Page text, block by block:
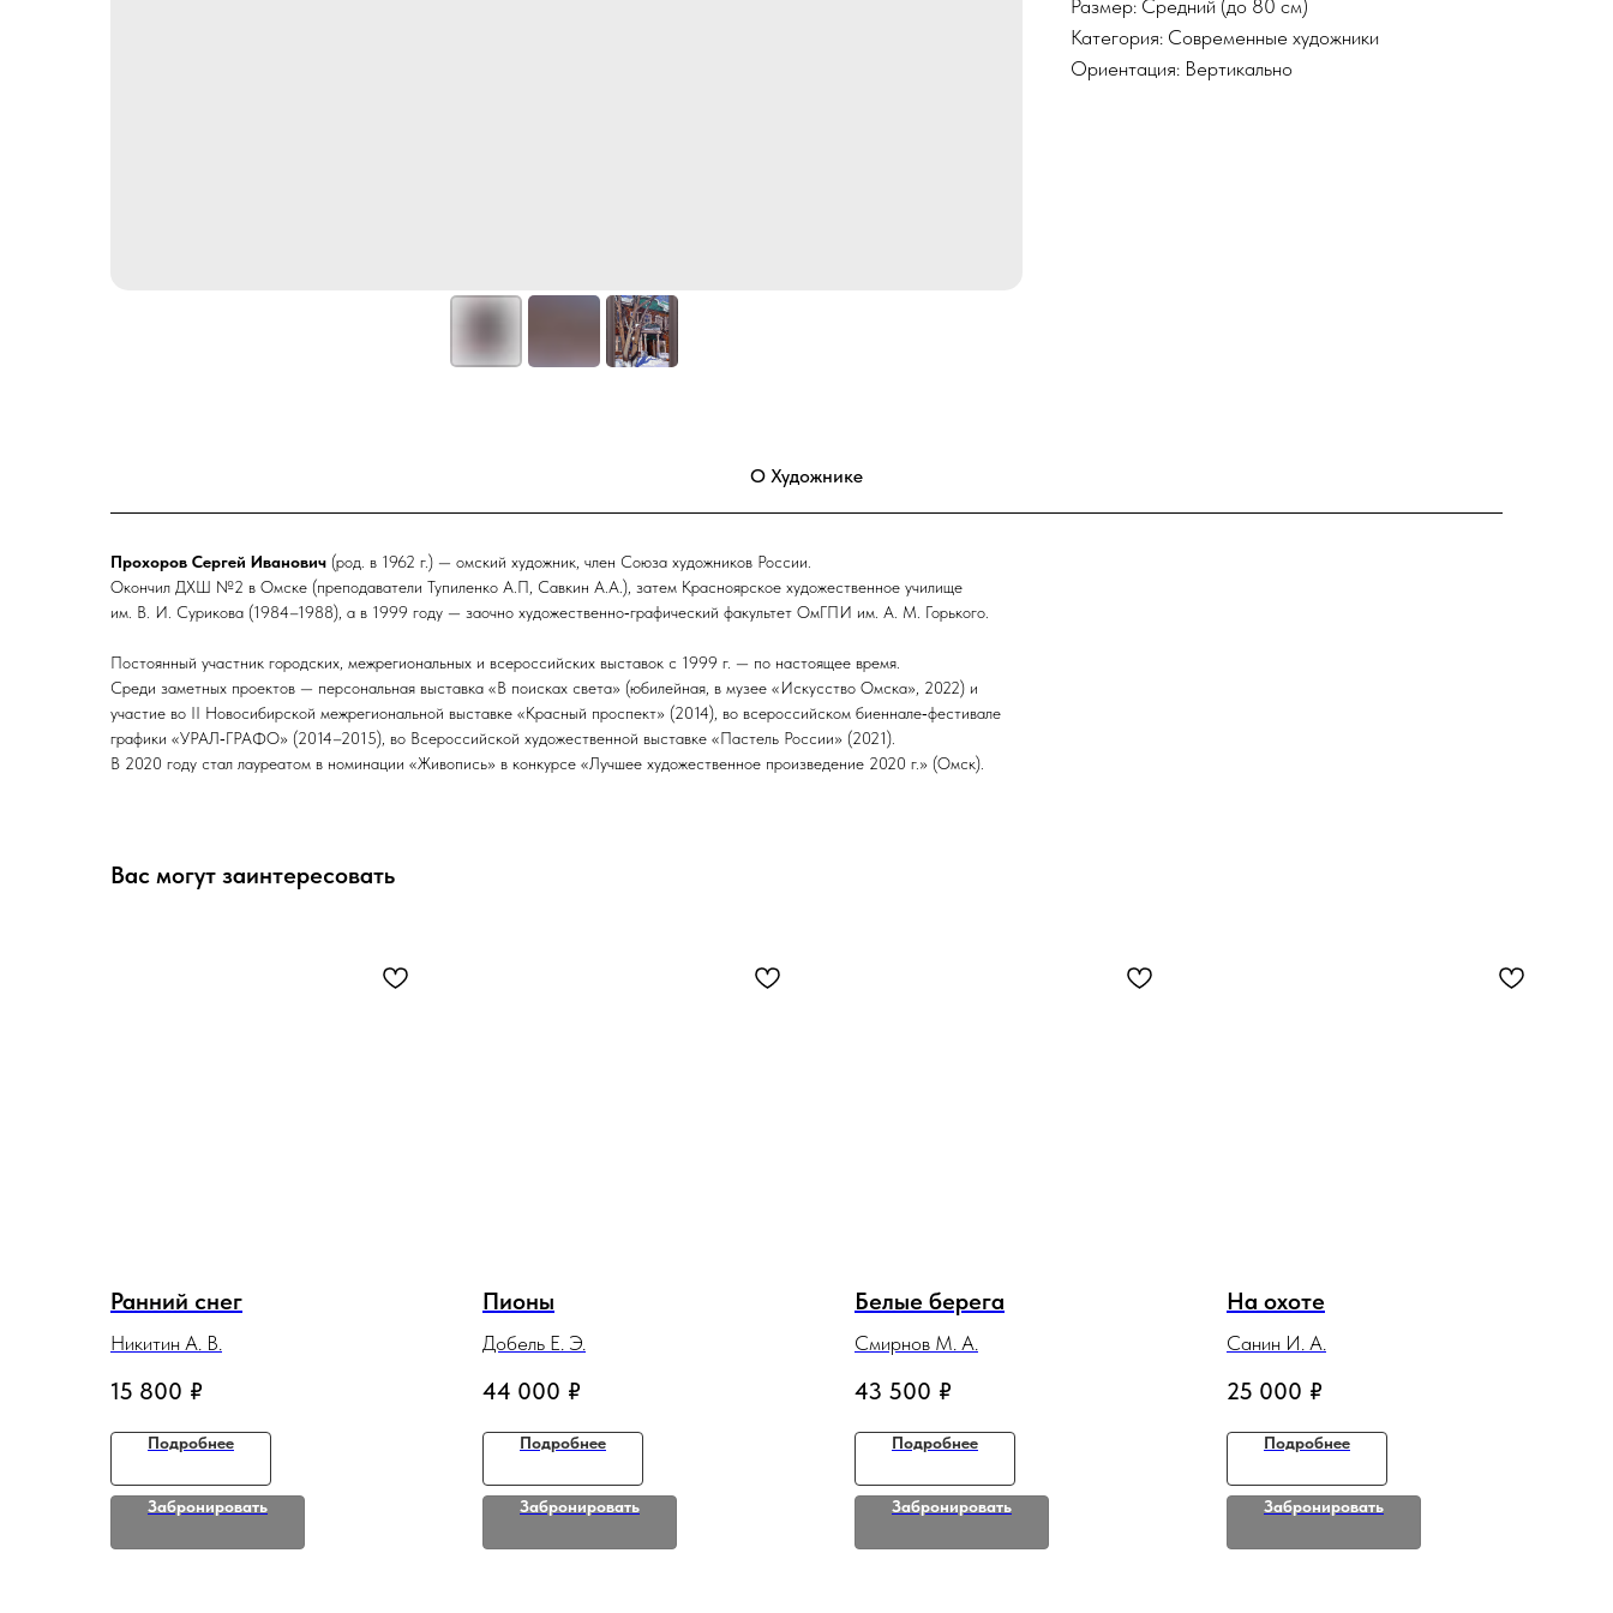
Размер: Средний (до 80 см)
Категория: Современные художники
Ориентация: Вертикально
О Художнике
Прохоров Сергей Иванович (род. в 1962 г.) — омский художник, член Союза художников России.
Окончил ДХШ №2 в Омске (преподаватели Тупиленко А.П, Савкин А.А.), затем Красноярское художественное училище
им. В. И. Сурикова (1984–1988), а в 1999 году — заочно художественно‑графический факультет ОмГПИ им. А. М. Горького.
Постоянный участник городских, межрегиональных и всероссийских выставок с 1999 г. — по настоящее время.
Среди заметных проектов — персональная выставка «В поисках света» (юбилейная, в музее «Искусство Омска», 2022) и
участие во II Новосибирской межрегиональной выставке «Красный проспект» (2014), во всероссийском биеннале‑фестивале
графики «УРАЛ‑ГРАФО» (2014–2015), во Всероссийской художественной выставке «Пастель России» (2021).
В 2020 году стал лауреатом в номинации «Живопись» в конкурсе «Лучшее художественное произведение 2020 г.» (Омск).
Вас могут заинтересовать
Ранний снег
Никитин А. В.
15 800 ₽
Подробнее
Забронировать
Пионы
Добель Е. Э.
44 000 ₽
Подробнее
Забронировать
Белые берега
Смирнов М. А.
43 500 ₽
Подробнее
Забронировать
На охоте
Санин И. А.
25 000 ₽
Подробнее
Забронировать